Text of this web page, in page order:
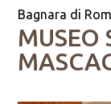
Bagnara di
MUSEO